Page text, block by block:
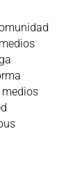
medios